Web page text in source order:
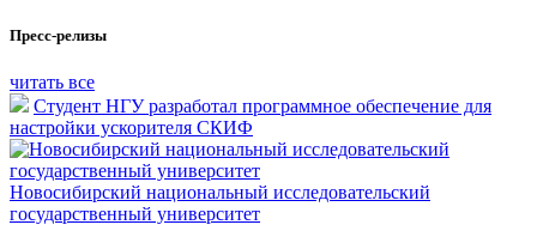
Пресс-релизы
читать все
Студент НГУ разработал программное обеспечение для
настройки ускорителя СКИФ
Новосибирский национальный исследовательский
государственный университет